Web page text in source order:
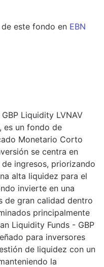
de este fondo en EBN
Liquidity LVNAV
es un fondo de
Monetario Corto
se centra en
ingresos, priorizando
alta liquidez para el
invierte en una
de gran calidad dentro
principalmente
Liquidity Funds - GBP
para inversores
de liquidez con un
la